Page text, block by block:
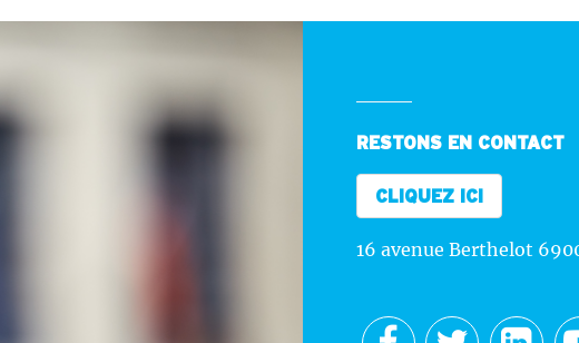
RESTONS EN CONTACT
CLIQUEZ ICI
16 avenue Berthelot